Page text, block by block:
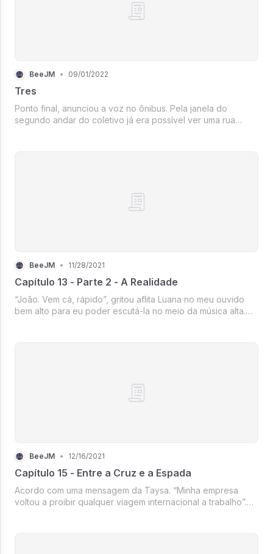
BeeJM • 09/01/2022
Tres
Ponto final, anunciou a voz no ônibus. Pela janela do
segundo andar do coletivo já era possível ver uma rua
BeeJM • 11/28/2021
Capítulo 13 - Parte 2 - A Realidade
“João. Vem cá, rápido”, gritou aflita Luana no meu ouvido
bem alto para eu poder escutá-la no meio da música alta.
BeeJM • 12/16/2021
Capítulo 15 - Entre a Cruz e a Espada
Acordo com uma mensagem da Taysa. “Minha empresa
voltou a proibir qualquer viagem internacional a trabalho”.